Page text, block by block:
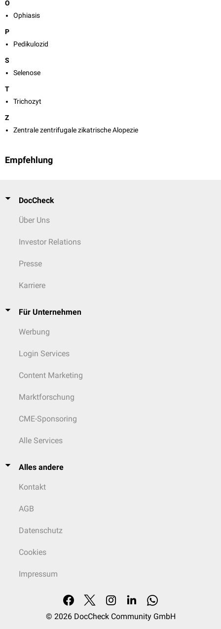
O
Ophiasis
P
Pedikulozid
S
Selenose
T
Trichozyt
Z
Zentrale zentrifugale zikatrische Alopezie
Empfehlung
DocCheck
Über Uns
Investor Relations
Presse
Karriere
Für Unternehmen
Werbung
Login Services
Content Marketing
Marktforschung
CME-Sponsoring
Alle Services
Alles andere
Kontakt
AGB
Datenschutz
Cookies
Impressum
© 2026 DocCheck Community GmbH